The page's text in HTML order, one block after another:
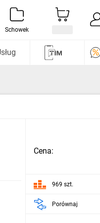
Schowek
Cena:
969 szt.
Porównaj